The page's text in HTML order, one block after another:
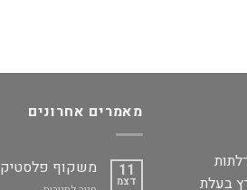
בעלת
מאמרים אחרונים
11
דצמ
משקוף פלסטיק